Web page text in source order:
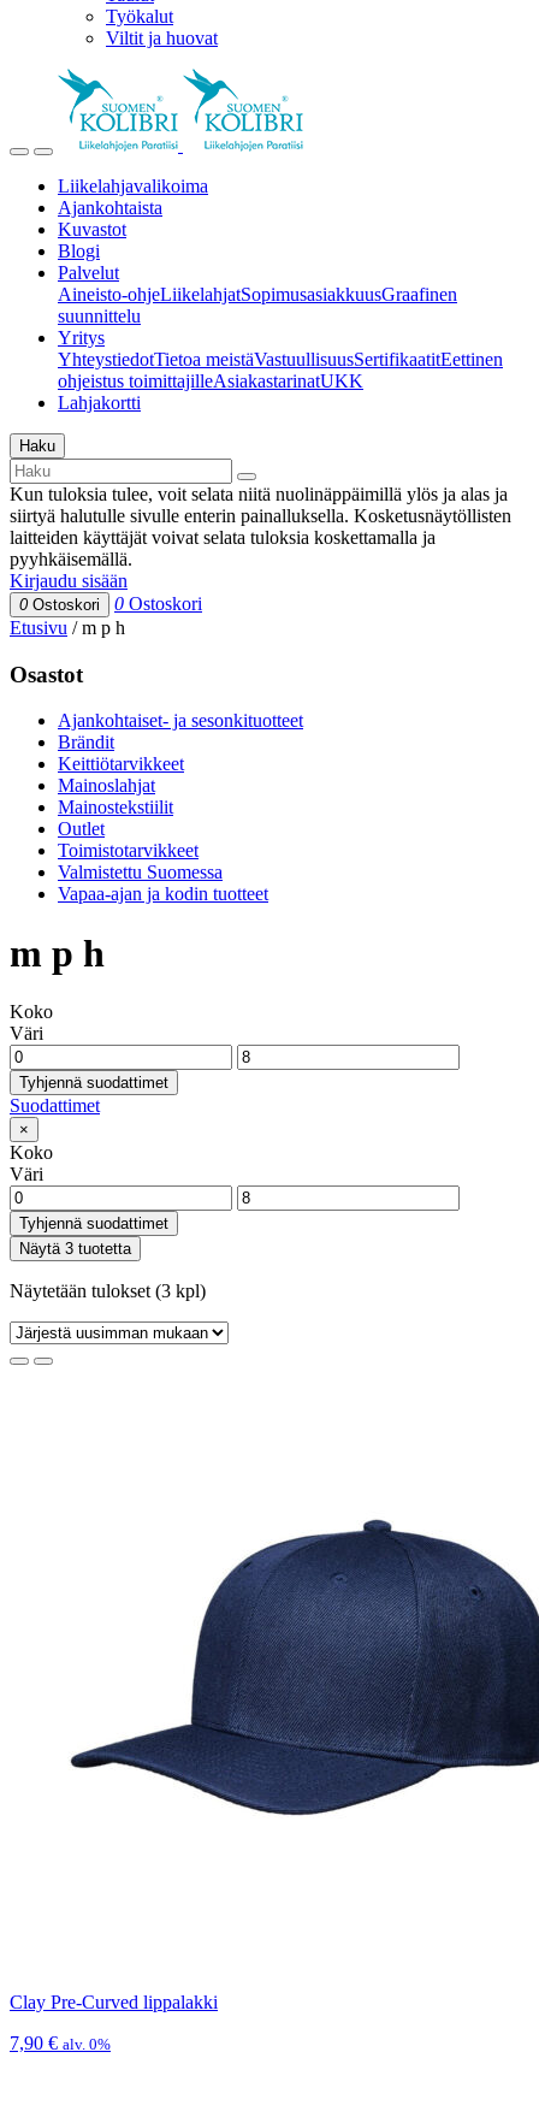
Työkalut
Viltit ja huovat
Liikelahjavalikoima
Ajankohtaista
Kuvastot
Blogi
Palvelut
Aineisto-ohjeLiikelahjatSopimusasiakkuusGraafinen
suunnittelu
Yritys
YhteystiedotTietoa meistäVastuullisuusSertifikaatitEettinen
ohjeistus toimittajilleAsiakastarinatUKK
Lahjakortti
Haku
Kun tuloksia tulee, voit selata niitä nuolinäppäimillä ylös ja alas ja
siirtyä halutulle sivulle enterin painalluksella. Kosketusnäytöllisten
laitteiden käyttäjät voivat selata tuloksia koskettamalla ja
pyyhkäisemällä.
Kirjaudu sisään
0 Ostoskori 0 Ostoskori
Etusivu /m p h
Osastot
Ajankohtaiset- ja sesonkituotteet
Brändit
Keittiötarvikkeet
Mainoslahjat
Mainostekstiilit
Outlet
Toimistotarvikkeet
Valmistettu Suomessa
Vapaa-ajan ja kodin tuotteet
m p h
Koko
Väri
Tyhjennä suodattimet
Suodattimet
×
Koko
Väri
Tyhjennä suodattimet
Näytä 3 tuotetta
Näytetään tulokset (3 kpl)
Clay Pre-Curved lippalakki
7,90 € alv. 0%